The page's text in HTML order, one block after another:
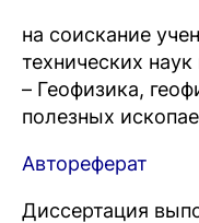
на соискание
технических
– Геофизика,
полезных
Автореферат
Диссертация